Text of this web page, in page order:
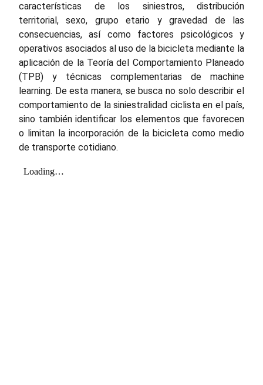
características de los siniestros, distribución
territorial, sexo, grupo etario y gravedad de las
consecuencias, así como factores psicológicos y
operativos asociados al uso de la bicicleta mediante la
aplicación de la Teoría del Comportamiento Planeado
(TPB) y técnicas complementarias de machine
learning. De esta manera, se busca no solo describir el
comportamiento de la siniestralidad ciclista en el país,
sino también identificar los elementos que favorecen
o limitan la incorporación de la bicicleta como medio
de transporte cotidiano.